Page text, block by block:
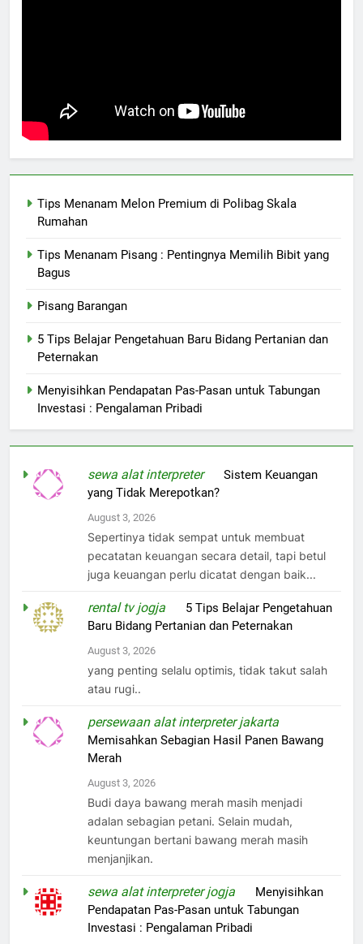
Tips Menanam Melon Premium di Polibag Skala
Rumahan
Tips Menanam Pisang : Pentingnya Memilih Bibit yang
Bagus
Pisang Barangan
5 Tips Belajar Pengetahuan Baru Bidang Pertanian dan
Peternakan
Menyisihkan Pendapatan Pas-Pasan untuk Tabungan
Investasi : Pengalaman Pribadi
sewa alat interpreteronSistem Keuangan
yang Tidak Merepotkan?
August 3, 2026
Sepertinya tidak sempat untuk membuat
pecatatan keuangan secara detail, tapi betul
juga keuangan perlu dicatat dengan baik...
rental tv jogja
5 Tips Belajar Pengetahuan
Baru Bidang Pertanian dan Peternakan
August 3, 2026
yang penting selalu optimis, tidak takut salah
atau rugi..
persewaan alat interpreter jakarta
Memisahkan Sebagian Hasil Panen Bawang
Merah
August 3, 2026
Budi daya bawang merah masih menjadi
adalan sebagian petani. Selain mudah,
keuntungan bertani bawang merah masih
menjanjikan.
sewa alat interpreter jogja
Menyisihkan
Pendapatan Pas-Pasan untuk Tabungan
Investasi : Pengalaman Pribadi